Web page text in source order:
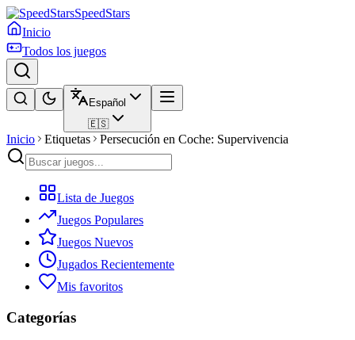
SpeedStars
Inicio
Todos los juegos
Español
🇪🇸
Inicio Etiquetas Persecución en Coche: Supervivencia
Lista de Juegos
Juegos Populares
Juegos Nuevos
Jugados Recientemente
Mis favoritos
Categorías